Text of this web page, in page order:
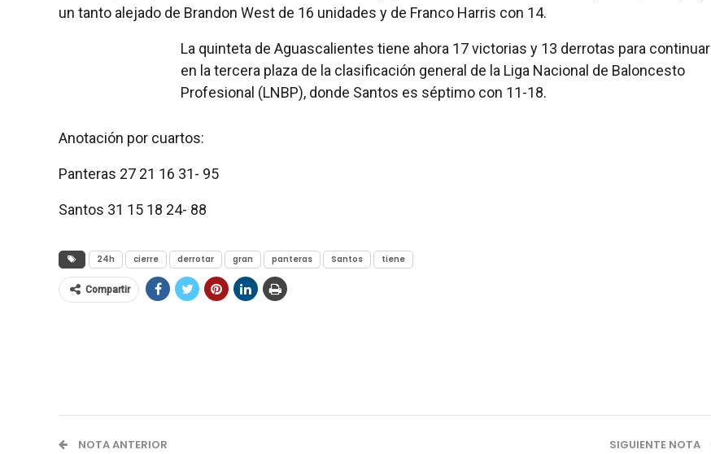
un tanto alejado de Brandon West de 16 unidades y de Franco Harris con 14.
La quinteta de Aguascalientes tiene ahora 17 victorias y 13 derrotas para continuar
en la tercera plaza de la clasificación general de la Liga Nacional de Baloncesto
Profesional (LNBP), donde Santos es séptimo con 11-18.
Anotación por cuartos:
Panteras 27 21 16 31- 95
Santos 31 15 18 24- 88
24h cierre derrotar gran panteras Santos tiene
Compartir
NOTA ANTERIOR SIGUIENTE NOTA